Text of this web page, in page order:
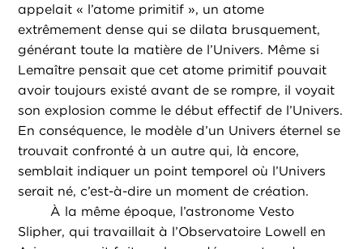
appelait « l’atome primitif », un atome
extrêmement dense qui se dilata brusquement,
générant toute la matière de l’Univers. Même si
Lemaître pensait que cet atome primitif pouvait
avoir toujours existé avant de se rompre, il voyait
son explosion comme le début effectif de l’Univers.
En conséquence, le modèle d’un Univers éternel se
trouvait confronté à un autre qui, là encore,
semblait indiquer un point temporel où l’Univers
serait né, c’est-à-dire un moment de création.
À la même époque, l’astronome Vesto
Slipher, qui travaillait à l’Observatoire Lowell en